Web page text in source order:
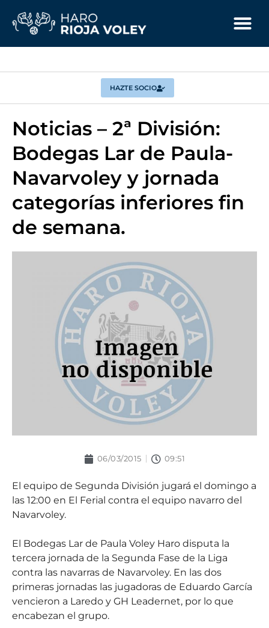
HAZTE SOCIO
Noticias – 2ª División:
Bodegas Lar de Paula-
Navarvoley y jornada
categorías inferiores fin
de semana.
06/03/2015 09:51
El equipo de Segunda División jugará el domingo a
las 12:00 en El Ferial contra el equipo navarro del
Navarvoley.
El Bodegas Lar de Paula Voley Haro disputa la
tercera jornada de la Segunda Fase de la Liga
contra las navarras de Navarvoley. En las dos
primeras jornadas las jugadoras de Eduardo García
vencieron a Laredo y GH Leadernet, por lo que
encabezan el grupo.